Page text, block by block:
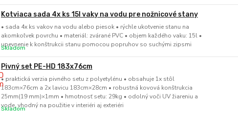
Kotviaca sada 4x ks 15l vaky na vodu pre nožnicové stany
• sada 4x ks vakov na vodu alebo piesok • rýchle ukotvenie stanu na
akomkoľvek povrchu • materiál: zvárané PVC • objem každého vaku: 15l •
upevnenie k konštrukcii stanu pomocou popruhov so suchými zipsmi
Skladom
Pivný set PE-HD 183x76cm
• praktická verzia pivného setu z polyetylénu • obsahuje 1x stôl
183cm×76cm a 2x lavicu 183cm×28cm • robustná kovová konštrukcia
25mm(19 mm)×1mm • hmotnosť setu: 29kg • odolný voči UV žiareniu a
vode, vhodný na použitie v interiéri aj exteriéri
Skladom